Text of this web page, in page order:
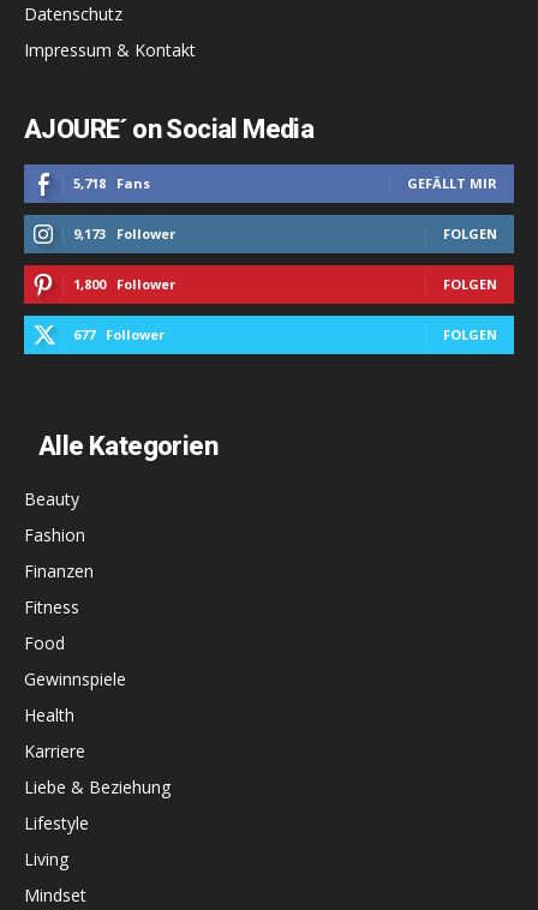
Datenschutz
Impressum & Kontakt
AJOURE´ on Social Media
5,718 Fans GEFÄLLT MIR
9,173 Follower FOLGEN
1,800 Follower FOLGEN
677 Follower FOLGEN
Alle Kategorien
Beauty
Fashion
Finanzen
Fitness
Food
Gewinnspiele
Health
Karriere
Liebe & Beziehung
Lifestyle
Living
Mindset